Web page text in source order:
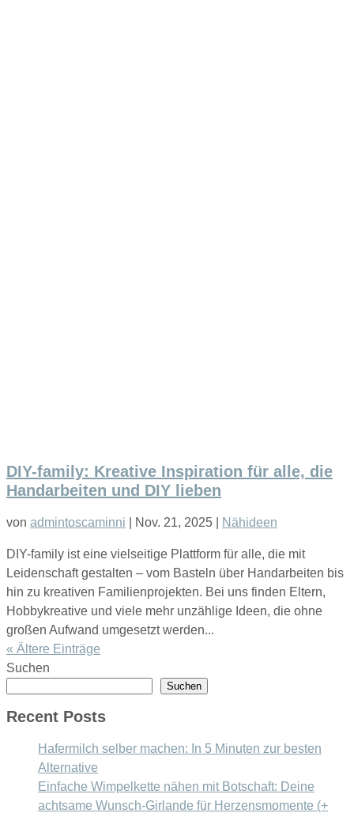
DIY-family: Kreative Inspiration für alle, die
Handarbeiten und DIY lieben
von admintoscaminni Nov. 21, 2025 Nähideen
DIY-family ist eine vielseitige Plattform für alle, die mit
Leidenschaft gestalten – vom Basteln über Handarbeiten bis
hin zu kreativen Familienprojekten. Bei uns finden Eltern,
Hobbykreative und viele mehr unzählige Ideen, die ohne
großen Aufwand umgesetzt werden...
« Ältere Einträge
Suchen
Suchen
Recent Posts
Hafermilch selber machen: In 5 Minuten zur besten
Alternative
Einfache Wimpelkette nähen mit Botschaft: Deine
achtsame Wunsch-Girlande für Herzensmomente (+